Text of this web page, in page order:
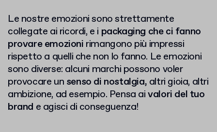
Le nostre emozioni sono strettamente
collegate ai ricordi, e i packaging che ci fanno
provare emozioni rimangono più impressi
rispetto a quelli che non lo fanno. Le emozioni
sono diverse: alcuni marchi possono voler
provocare un senso di nostalgia, altri gioia, altri
ambizione, ad esempio. Pensa aivalori del tuo
brand e agisci di conseguenza!